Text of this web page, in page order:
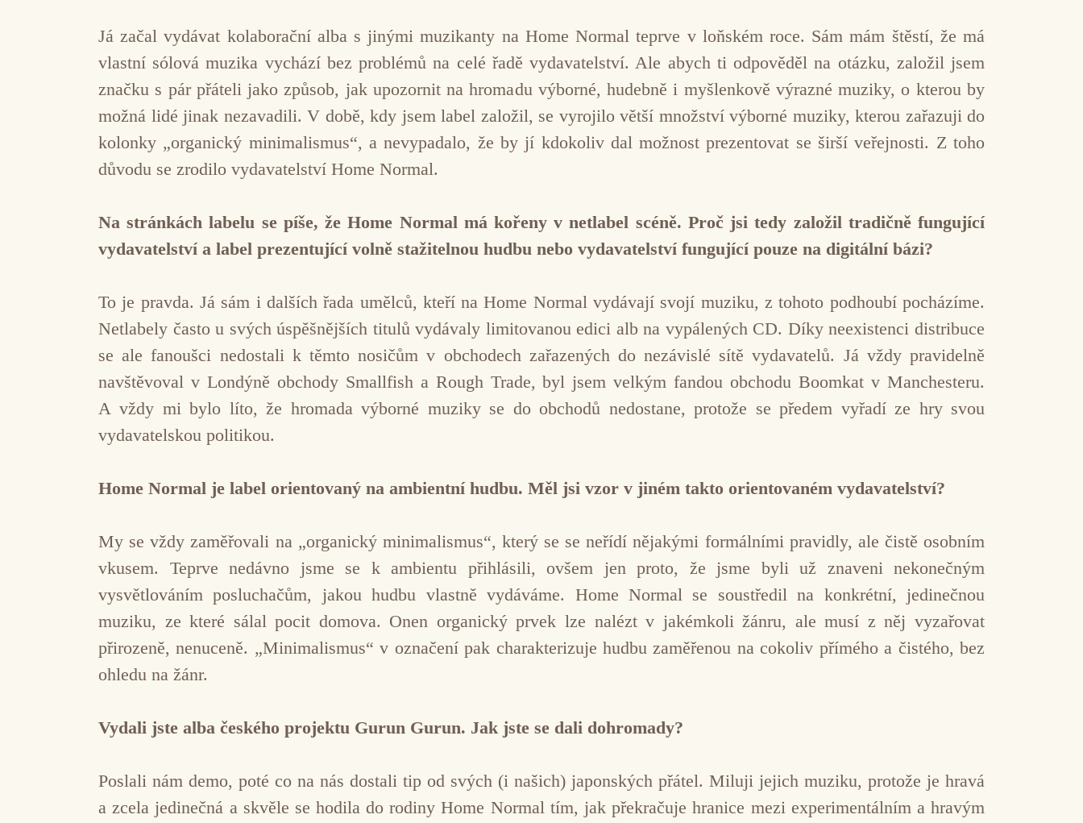
Já začal vydávat kolaborační alba s jinými muzikanty na Home Normal teprve v loňském roce. Sám mám štěstí, že má
vlastní sólová muzika vychází bez problémů na celé řadě vydavatelství. Ale abych ti odpověděl na otázku, založil jsem
značku s pár přáteli jako způsob, jak upozornit na hromadu výborné, hudebně i myšlenkově výrazné muziky, o kterou by
možná lidé jinak nezavadili. V době, kdy jsem label založil, se vyrojilo větší množství výborné muziky, kterou zařazuji do
kolonky „organický minimalismus“, a nevypadalo, že by jí kdokoliv dal možnost prezentovat se širší veřejnosti. Z toho
důvodu se zrodilo vydavatelství Home Normal.
Na stránkách labelu se píše, že Home Normal má kořeny v netlabel scéně. Proč jsi tedy založil tradičně fungující
vydavatelství a label prezentující volně stažitelnou hudbu nebo vydavatelství fungující pouze na digitální bázi?
To je pravda. Já sám i dalších řada umělců, kteří na Home Normal vydávají svojí muziku, z tohoto podhoubí pocházíme.
Netlabely často u svých úspěšnějších titulů vydávaly limitovanou edici alb na vypálených CD. Díky neexistenci distribuce
se ale fanoušci nedostali k těmto nosičům v obchodech zařazených do nezávislé sítě vydavatelů. Já vždy pravidelně
navštěvoval v Londýně obchody Smallfish a Rough Trade, byl jsem velkým fandou obchodu Boomkat v Manchesteru.
A vždy mi bylo líto, že hromada výborné muziky se do obchodů nedostane, protože se předem vyřadí ze hry svou
vydavatelskou politikou.
Home Normal je label orientovaný na ambientní hudbu. Měl jsi vzor v jiném takto orientovaném vydavatelství?
My se vždy zaměřovali na „organický minimalismus“, který se se neřídí nějakými formálními pravidly, ale čistě osobním
vkusem. Teprve nedávno jsme se k ambientu přihlásili, ovšem jen proto, že jsme byli už znaveni nekonečným
vysvětlováním posluchačům, jakou hudbu vlastně vydáváme. Home Normal se soustředil na konkrétní, jedinečnou
muziku, ze které sálal pocit domova. Onen organický prvek lze nalézt v jakémkoli žánru, ale musí z něj vyzařovat
přirozeně, nenuceně. „Minimalismus“ v označení pak charakterizuje hudbu zaměřenou na cokoliv přímého a čistého, bez
ohledu na žánr.
Vydali jste alba českého projektu Gurun Gurun. Jak jste se dali dohromady?
Poslali nám demo, poté co na nás dostali tip od svých (i našich) japonských přátel. Miluji jejich muziku, protože je hravá
a zcela jedinečná a skvěle se hodila do rodiny Home Normal tím, jak překračuje hranice mezi experimentálním a hravým